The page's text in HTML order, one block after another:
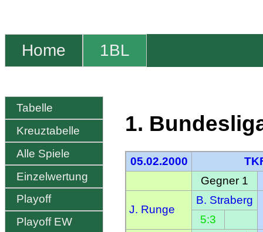
Home 1BL
Tabelle
Kreuztabelle
Alle Spiele
Einzelwertung
Playoff
Playoff EW
1.
05.02.2000
Gegner 1
J. Runge
B. Straberg
5:3